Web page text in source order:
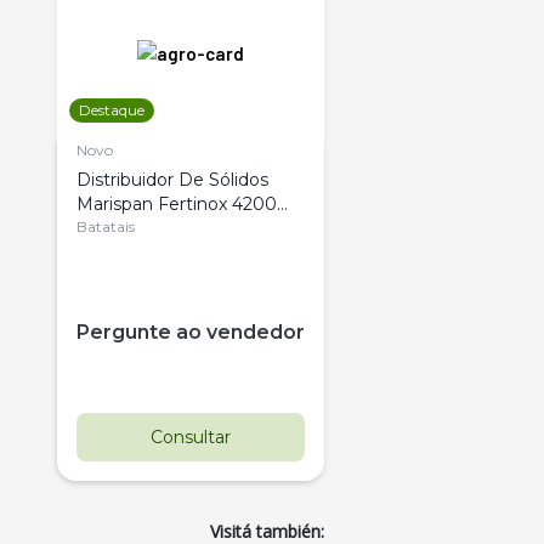
Destaque
Novo
Distribuidor De Sólidos
Marispan Fertinox 4200
Citrus
Batatais
Pergunte ao vendedor
Consultar
Visitá también: